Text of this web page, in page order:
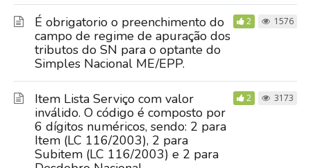
É obrigatorio o preenchimento do
campo de regime de apuração dos
tributos do SN para o optante do
Simples Nacional ME/EPP.
2 1576
Item Lista Serviço com valor
inválido. O código é composto por
6 dígitos numéricos, sendo: 2 para
Item (LC 116/2003), 2 para
Subitem (LC 116/2003) e 2 para
2 3173